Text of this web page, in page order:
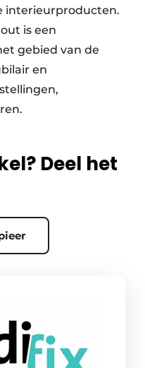
interieurproducten.
is een
gebied van de
en
Deel het